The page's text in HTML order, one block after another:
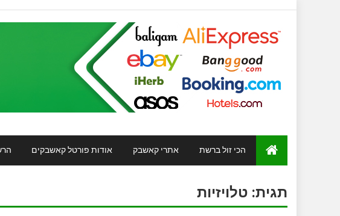
אודות פורטל קאשבקים אתרי קאשבק הכי זול ברשת
תגית: טלויזיות